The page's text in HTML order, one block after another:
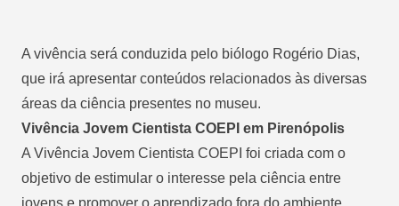
A vivência será conduzida pelo biólogo Rogério Dias,
que irá apresentar conteúdos relacionados às diversas
áreas da ciência presentes no museu.
Vivência Jovem Cientista COEPI em Pirenópolis
A Vivência Jovem Cientista COEPI foi criada com o
objetivo de estimular o interesse pela ciência entre
jovens e promover o aprendizado fora do ambiente